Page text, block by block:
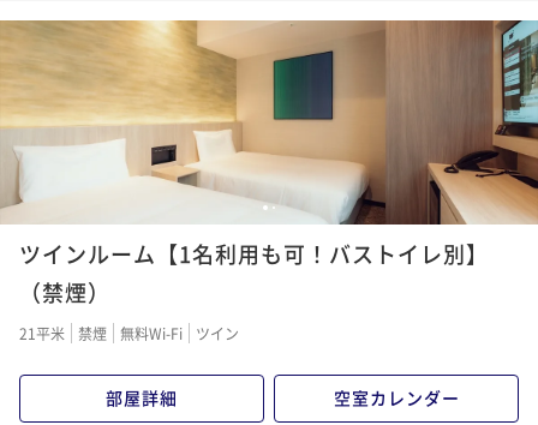
現地決済可
【スタンダード】ホログラムチェックイン＆全室衣類
ケアマシーン導入＜食事なし＞
素泊まり
12
ツインルーム【1名利用も可！バストイレ別】
（禁煙）
21平米 禁煙 無料Wi-Fi ツイン
部屋詳細 空室カレンダー